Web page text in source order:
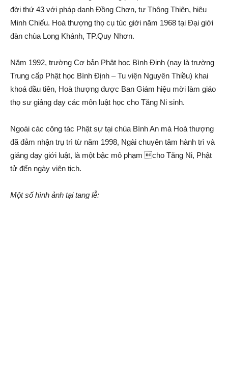
đời thứ 43 với pháp danh Đồng Chơn, tự Thông Thiện, hiệu
Minh Chiếu. Hoà thượng thọ cụ túc giới năm 1968 tại Đại giới
đàn chùa Long Khánh, TP.Quy Nhơn.
Năm 1992, trường Cơ bản Phật học Bình Định (nay là trường
Trung cấp Phật học Bình Định – Tu viện Nguyên Thiều) khai
khoá đầu tiên, Hoà thượng được Ban Giám hiệu mời làm giáo
thọ sư giảng dạy các môn luật học cho Tăng Ni sinh.
Ngoài các công tác Phật sự tại chùa Bình An mà Hoà thượng
đã đảm nhận trụ trì từ năm 1998, Ngài chuyên tâm hành trì và
giảng dạy giới luật, là một bậc mô phạm cho Tăng Ni, Phật
tử đến ngày viên tịch.
Một số hình ảnh tại tang lễ: